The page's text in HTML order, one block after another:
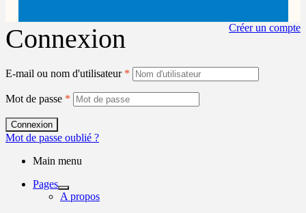
Connexion Créer un compte
E-mail ou nom d'utilisateur *
Mot de passe *
Connexion
Mot de passe oublié ?
Main menu
Pages
A propos